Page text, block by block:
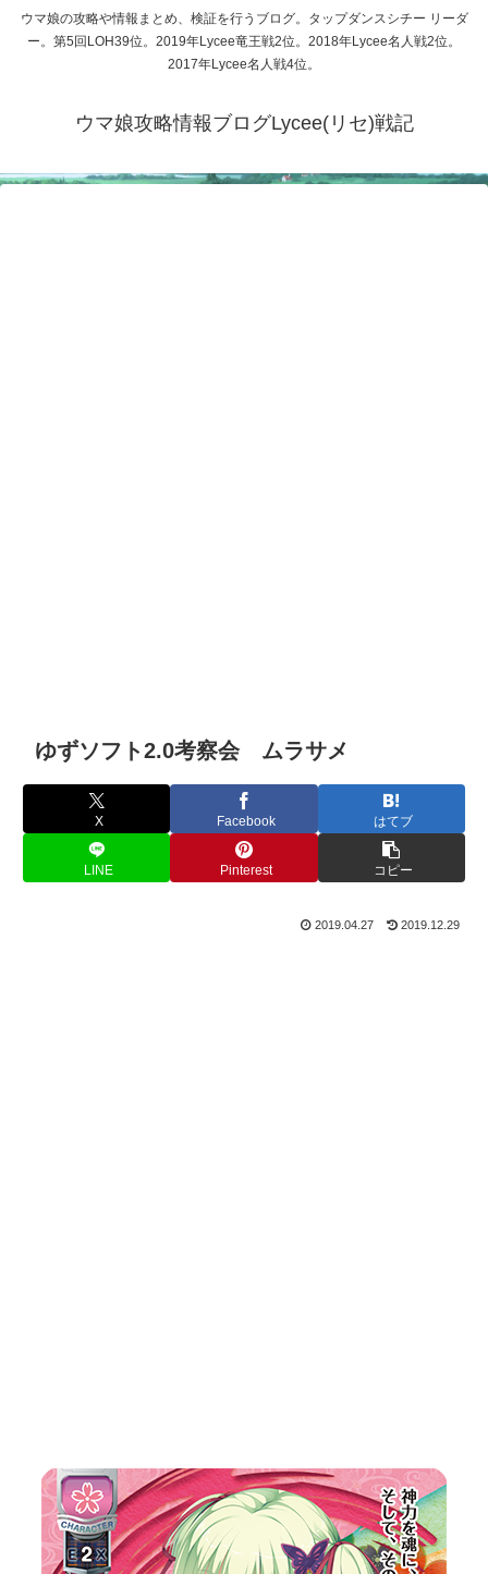
ウマ娘の攻略や情報まとめ、検証を行うブログ。タップダンスシチー リーダ
ー。第5回LOH39位。2019年Lycee竜王戦2位。2018年Lycee名人戦2位。
2017年Lycee名人戦4位。
ウマ娘攻略情報ブログLycee(リセ)戦記
ゆずソフト2.0考察会 ムラサメ
X Facebook はてブ
LINE Pinterest コピー
2019.04.27 2019.12.29